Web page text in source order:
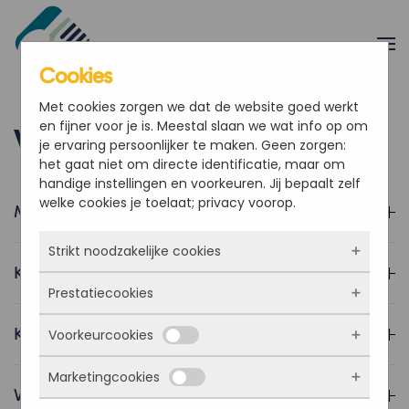
Veelgestelde vragen
Moet ik dit verkopen aan mijn klanten?
Kan een klant betalen via Mollie?
Krijg ik begeleiding bij het opstarten?
Waar kan ik terecht met vragen?
Cookies
Met cookies zorgen we dat de website goed werkt
en fijner voor je is. Meestal slaan we wat info op om
je ervaring persoonlijker te maken. Geen zorgen:
het gaat niet om directe identificatie, maar om
handige instellingen en voorkeuren. Jij bepaalt zelf
welke cookies je toelaat; privacy voorop.
Strikt noodzakelijke cookies
Deze cookies zorgen ervoor dat de website
überhaupt werkt. Ze zijn dus altijd actief en
kunnen niet worden uitgezet. Meestal worden
ze alleen geplaatst als jij iets doet, zoals
inloggen, een formulier invullen of je
privacyvoorkeuren opslaan. Je kunt je browser
Prestatiecookies
Met deze cookies zien we hoe vaak onze site
bezocht wordt, waar bezoekers vandaan
komen en welke pagina’s populair zijn. Zo
kunnen we de website blijven verbeteren.
Voorkeurcookies
Deze cookies onthouden jouw voorkeuren.
Bijvoorbeeld taalkeuze of ingevulde gegevens.
Marketingcookies